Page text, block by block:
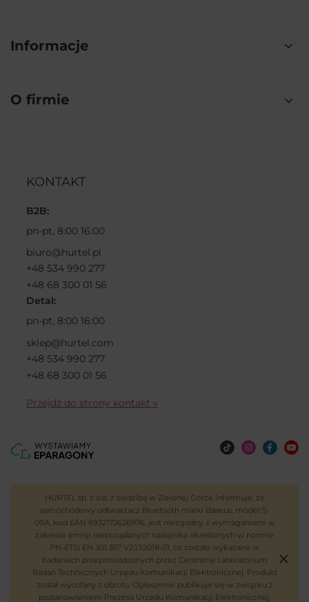
Informacje
O firmie
KONTAKT
B2B:
pn-pt, 8:00 16:00
biuro@hurtel.pl
+48 534 990 277
+48 68 300 01 56
Detal:
pn-pt, 8:00 16:00
sklep@hurtel.com
+48 534 990 277
+48 68 300 01 56
Przejdź do strony kontakt »
HURTEL sp. z o.o. z siedzibą w Zielonej Górze informuje, że
samochodowy odtwarzacz Bluetooth marki Baseus, model S-
09A, kod EAN 6932172626976, jest niezgodny z wymaganiami w
zakresie emisji niepożądanych nadajnika określonych w normie
PN-ETSI EN 301 357 V2.1.1:2018-01, co zostało wykazane w
badaniach przeprowadzonych przez Centralne Laboratorium
Badań Technicznych Urzędu Komunikacji Elektronicznej. Produkt
został wycofany z obrotu. Ogłoszenie publikuje się w związku z
postanowieniem Prezesa Urzędu Komunikacji Elektronicznej.